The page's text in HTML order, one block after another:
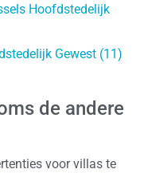
Hoofdstedelijk
Gewest (11)
de andere
voor villas te